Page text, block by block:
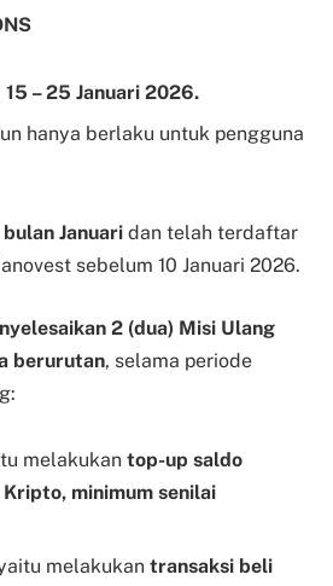
15 – 25 Januari 2026.
hanya berlaku untuk pengguna
Januari dan telah terdaftar
sebelum 10 Januari 2026.
2 (dua) Misi Ulang
berurutan, selama periode
melakukan top-up saldo
minimum senilai
melakukan transaksi beli